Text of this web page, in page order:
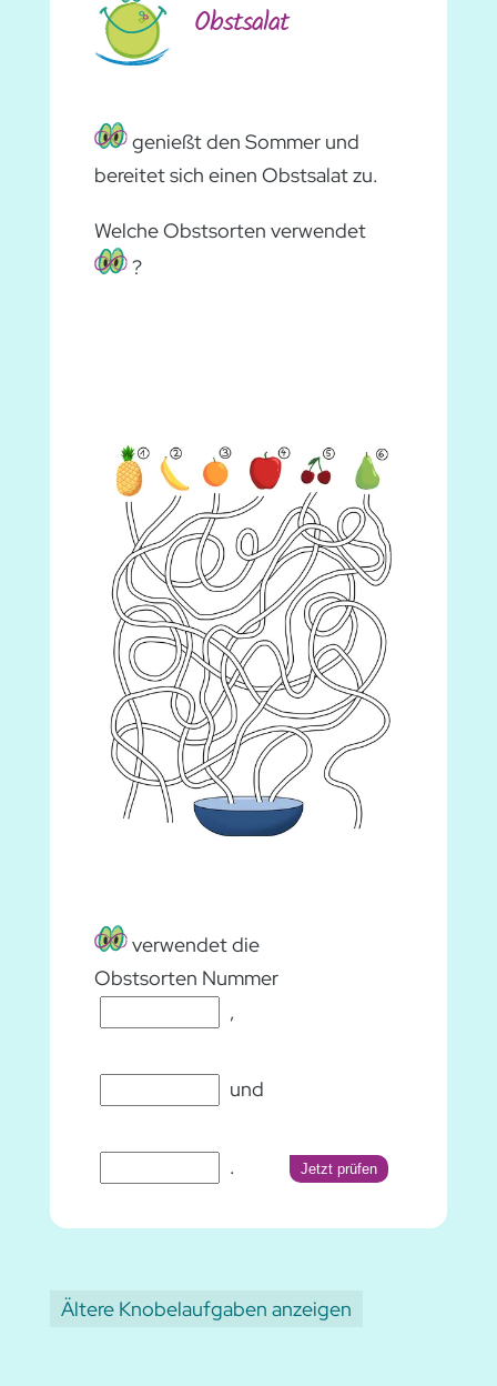
Obstsalat
genießt den Sommer und
bereitet sich einen Obstsalat zu.
Welche Obstsorten verwendet
?
verwendet die
Obstsorten Nummer
,
und
. Jetzt prüfen
Ältere Knobelaufgaben anzeigen